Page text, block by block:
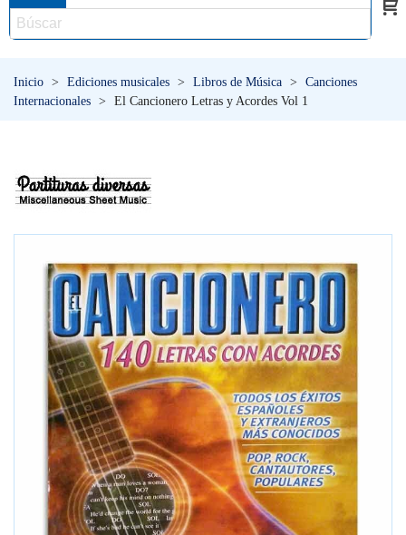
Inicio > Ediciones musicales > Libros de Música >
Canciones
Internacionales > El Cancionero Letras y Acordes Vol 1